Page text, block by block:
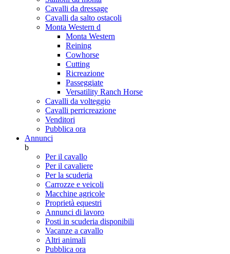
Cavalli da dressage
Cavalli da salto ostacoli
Monta Western d
Monta Western
Reining
Cowhorse
Cutting
Ricreazione
Passeggiate
Versatility Ranch Horse
Cavalli da volteggio
Cavalli perricreazione
Venditori
Pubblica ora
Annunci
b
Per il cavallo
Per il cavaliere
Per la scuderia
Carrozze e veicoli
Macchine agricole
Proprietà equestri
Annunci di lavoro
Posti in scuderia disponibili
Vacanze a cavallo
Altri animali
Pubblica ora